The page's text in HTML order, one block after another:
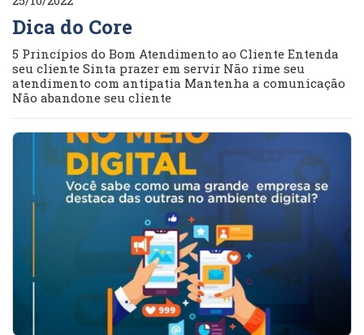
Dica do Core
5 Princípios do Bom Atendimento ao Cliente Entenda
seu cliente Sinta prazer em servir Não rime seu
atendimento com antipatia Mantenha a comunicação
Não abandone seu cliente